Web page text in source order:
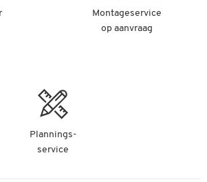
Montageservice
op aanvraag
Plannings-
service